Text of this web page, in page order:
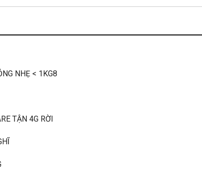
NHẸ < 1KG8
TẬN 4G RỜI